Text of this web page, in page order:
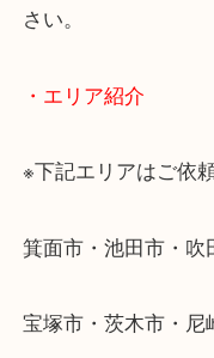
ださい。
・出張買取のご紹
遠方のお客様・お